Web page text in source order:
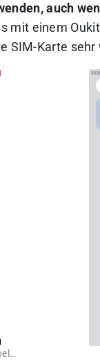
auch
mit einem
SIM-Karte sehr